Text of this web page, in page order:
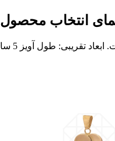
انتخاب محصول